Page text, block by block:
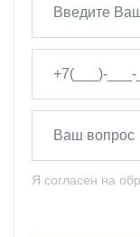
Я согласен на